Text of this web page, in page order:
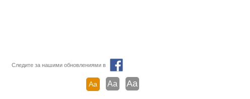
Следите за нашими обновлениями в
Aa Aa Aa